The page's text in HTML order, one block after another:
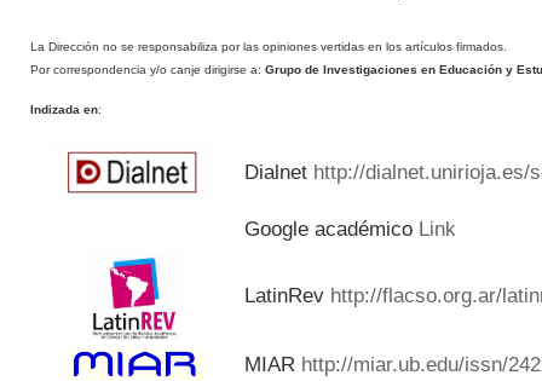
La Dirección no se responsabiliza por las opiniones vertidas en los artículos firmados.
Por correspondencia y/o canje dirigirse a: Grupo de Investigaciones en Educación y
Indizada en:
Dialnet http://dialnet.unirioja.es/
Google académico Link
LatinRev http://flacso.org.ar/
MIAR http://miar.ub.edu/issn/